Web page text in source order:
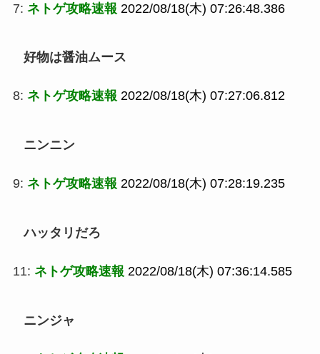
7: ネトゲ攻略速報 2022/08/18(木) 07:26:48.386
好物は醤油ムース
8: ネトゲ攻略速報 2022/08/18(木) 07:27:06.812
ニンニン
9: ネトゲ攻略速報 2022/08/18(木) 07:28:19.235
ハッタリだろ
11: ネトゲ攻略速報 2022/08/18(木) 07:36:14.585
ニンジャ